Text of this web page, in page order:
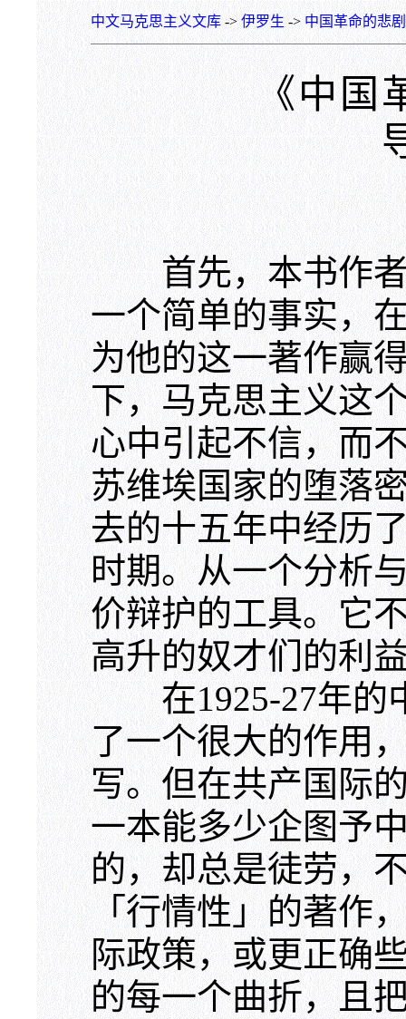
中文马克思主义文库 -> 伊罗生 -> 中国革命的悲剧
《中国
首先，本书作者
一个简单的事实，
为他的这一著作赢
下，马克思主义这
心中引起不信，而
苏维埃国家的堕落
去的十五年中经历
时期。从一个分析
价辩护的工具。它
高升的奴才们的利
在1925-27年的
了一个很大的作用
写。但在共产国际
一本能多少企图予
的，却总是徒劳，
「行情性」的著作
际政策，或更正确
的每一个曲折，且